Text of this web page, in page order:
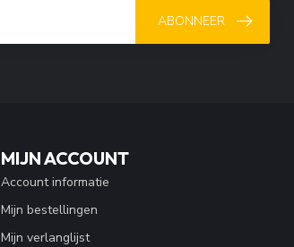
ABONNEER
MIJN ACCOUNT
Account informatie
Mijn bestellingen
Mijn verlanglijst